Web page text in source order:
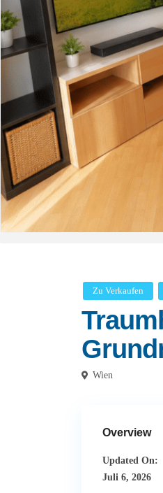
Zu Verkaufen
Wien
Overview
Updated On:
Juli 6, 2026